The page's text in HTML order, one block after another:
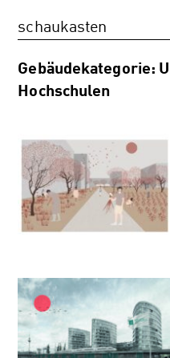
schaukasten
Gebäudekategorie:
Hochschulen